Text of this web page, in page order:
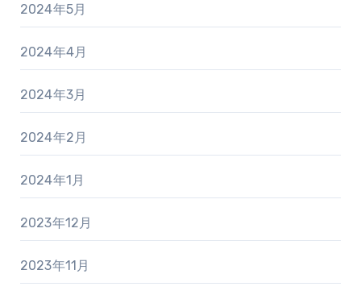
2024年5月
2024年4月
2024年3月
2024年2月
2024年1月
2023年12月
2023年11月